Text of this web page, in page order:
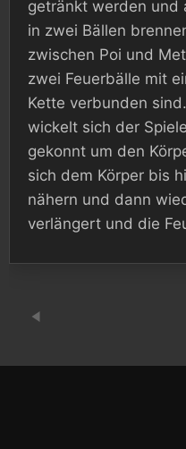
getränkt werden und
in zwei Bällen
zwischen Poi und
zwei Feuerbälle mit
Kette verbunden
wickelt sich der
gekonnt um den
sich dem Körper bis
nähern und dann
verlängert und die